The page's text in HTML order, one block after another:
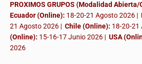
PROXIMOS GRUPOS (Modalidad Abierta/
Ecuador (Online): 18-20-21 Agosto 2026 |
21 Agosto 2026 | Chile (Online): 18-20-21
(Online): 15-16-17 Junio 2026 | USA
2026